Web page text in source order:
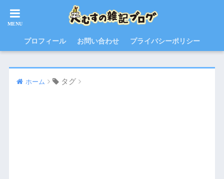
プロフィール お問い合わせ プライバシーポリシー
ホーム タグ